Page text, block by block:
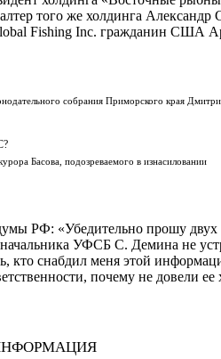
того же холдинга Александр
Fishing Inc. гражданин США
собрания Приморского края
Басова, подозреваемого в изнасиловании
РФ: «Убедительно прошу двух
УФСБ С. Демина не
кто снабдил меня этой
почему не довели